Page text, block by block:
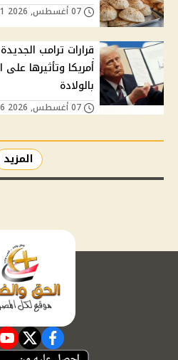
قرارات ترامب
أمريكا وتأثيرها
بالولادة
المزيد
facebook